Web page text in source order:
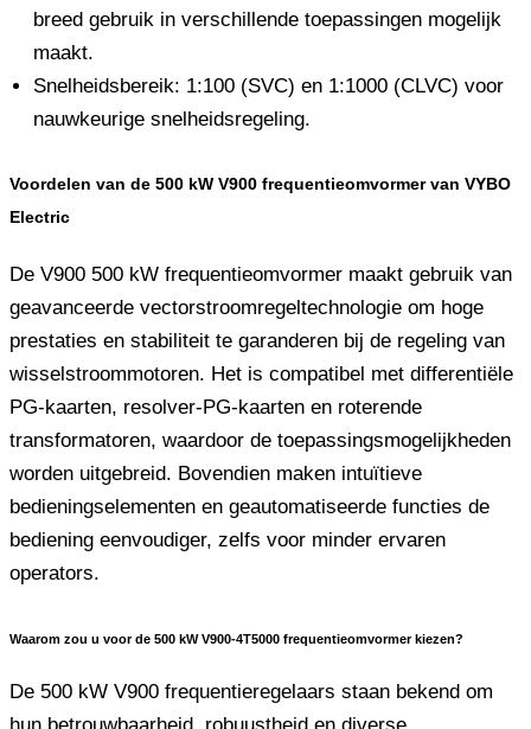
breed gebruik in verschillende toepassingen mogelijk
maakt.
Snelheidsbereik: 1:100 (SVC) en 1:1000 (CLVC) voor
nauwkeurige snelheidsregeling.
Voordelen van de 500 kW V900 frequentieomvormer van VYBO
Electric
De V900 500 kW frequentieomvormer maakt gebruik van
geavanceerde vectorstroomregeltechnologie om hoge
prestaties en stabiliteit te garanderen bij de regeling van
wisselstroommotoren. Het is compatibel met differentiële
PG-kaarten, resolver-PG-kaarten en roterende
transformatoren, waardoor de toepassingsmogelijkheden
worden uitgebreid. Bovendien maken intuïtieve
bedieningselementen en geautomatiseerde functies de
bediening eenvoudiger, zelfs voor minder ervaren
operators.
Waarom zou u voor de 500 kW V900-4T5000 frequentieomvormer kiezen?
De 500 kW V900 frequentieregelaars staan ​​bekend om
hun betrouwbaarheid, robuustheid en diverse